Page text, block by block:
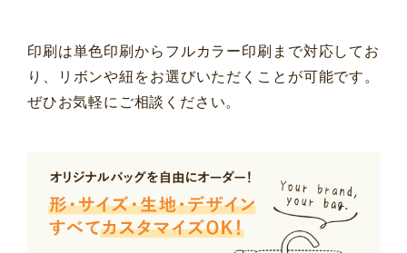
印刷は単色印刷からフルカラー印刷まで対応してお
り、リボンや紐をお選びいただくことが可能です。
ぜひお気軽にご相談ください。